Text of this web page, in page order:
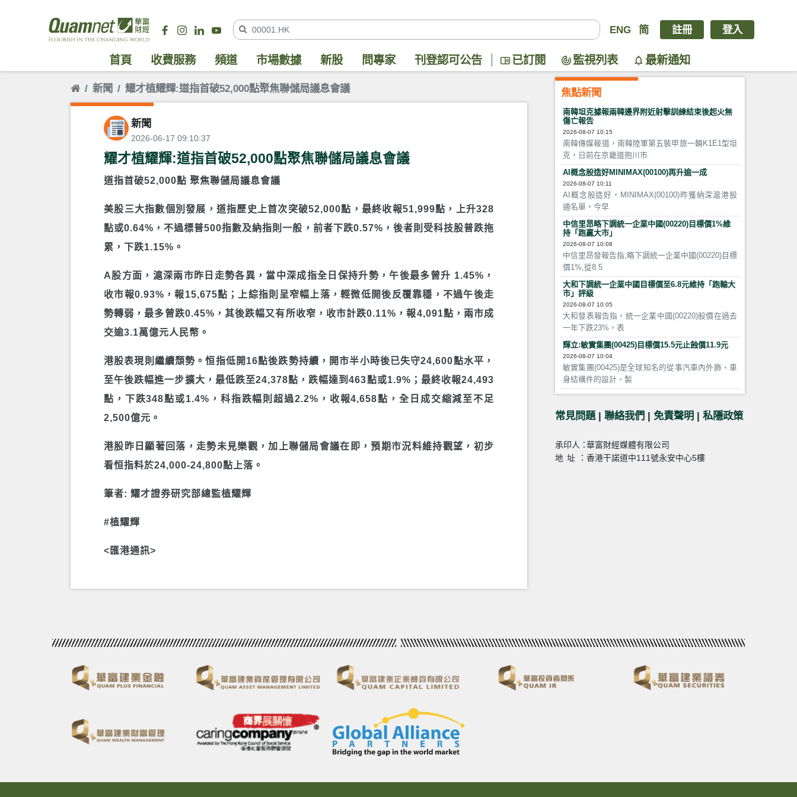
ENG 简 註冊 登入
首頁 收費服務 頻道 市場數據 新股 問專家 刊登認可公告 已訂閱 監視列表 最新通知
新聞 耀才植耀輝:道指首破52,000點聚焦聯儲局議息會議
新聞
2026-06-17 09:10:37
耀才植耀輝:道指首破52,000點聚焦聯儲局議息會議
道指首破52,000點 聚焦聯儲局議息會議
美股三大指數個別發展，道指歷史上首次突破52,000點，最終收報51,999點，上升328
點或0.64%，不過標普500指數及納指則一般，前者下跌0.57%，後者則受科技股普跌拖
累，下跌1.15%。
A股方面，滬深兩市昨日走勢各異，當中深成指全日保持升勢，午後最多曾升 1.45%，
收市報0.93%，報15,675點；上綜指則呈窄幅上落，輕微低開後反覆靠穩，不過午後走
勢轉弱，最多曾跌0.45%，其後跌幅又有所收窄，收市計跌0.11%，報4,091點，兩市成
交逾3.1萬億元人民幣。
港股表現則繼續頹勢。恒指低開16點後跌勢持續，開市半小時後已失守24,600點水平，
至午後跌幅進一步擴大，最低跌至24,378點，跌幅達到463點或1.9%；最終收報24,493
點，下跌348點或1.4%，科指跌幅則超過2.2%，收報4,658點，全日成交縮減至不足
2,500億元。
港股昨日顯著回落，走勢未見樂觀，加上聯儲局會議在即，預期市況料維持觀望，初步
看恒指料於24,000-24,800點上落。
筆者: 耀才證券研究部總監植耀輝
#植耀輝
<匯港通訊>
焦點新聞
南韓坦克據報兩韓邊界附近射擊訓練結束後起火無
傷亡報告
2026-08-07 10:15
南韓傳媒報道，南韓陸軍第五裝甲旅一輛K1E1型坦
克，日前在京畿道抱川市
AI概念股造好MINIMAX(00100)再升逾一成
2026-08-07 10:11
AI概念股造好，MINIMAX(00100)昨獲納深滬港股
通名單，今早
中信里昂略下調統一企業中國(00220)目標價1%維
持「跑贏大市」
2026-08-07 10:08
中信里昂發報告指,略下調統一企業中國(00220)目標
價1%,從8.5
大和下調統一企業中國目標價至6.8元維持「跑輸大
市」評級
2026-08-07 10:05
大和發表報告指，統一企業中國(00220)股價在過去
一年下跌23%，表
輝立:敏實集團(00425)目標價15.5元止蝕價11.9元
2026-08-07 10:04
敏實集團(00425)是全球知名的從事汽車內外飾、車
身結構件的設計、製
常見問題 | 聯絡我們 | 免責聲明 | 私隱政策
承印人：華富財經媒體有限公司
地址：香港干諾道中111號永安中心5樓